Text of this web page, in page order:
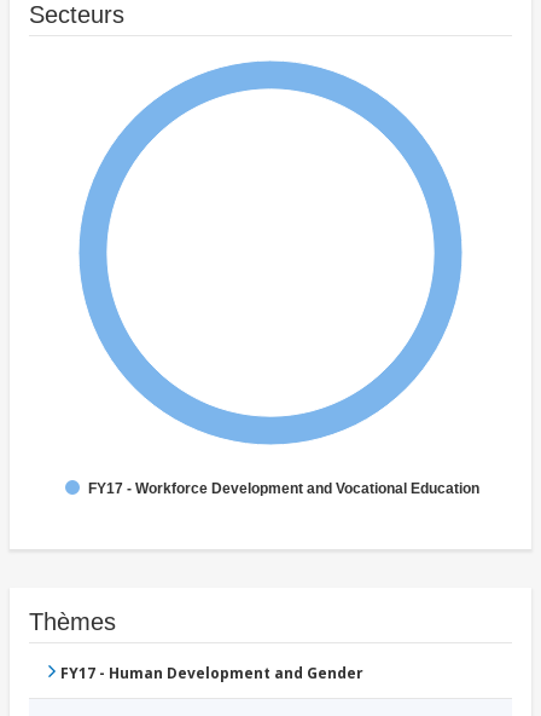
Secteurs
FY17 - Workforce Development and Vocational Education
Thèmes
FY17 - Human Development and Gender